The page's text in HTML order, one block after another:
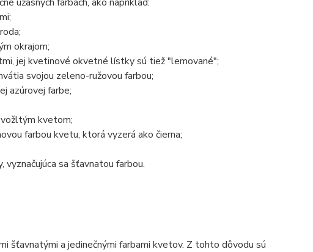
okrajom;
jej kvetinové okvetné lístky sú tiež "lemované";
svojou zeleno-ružovou farbou;
azúrovej farbe;
kvetom;
farbou kvetu, ktorá vyzerá ako čierna;
vyznačujúca sa šťavnatou farbou.
šťavnatými a jedinečnými farbami kvetov. Z tohto dôvodu sú